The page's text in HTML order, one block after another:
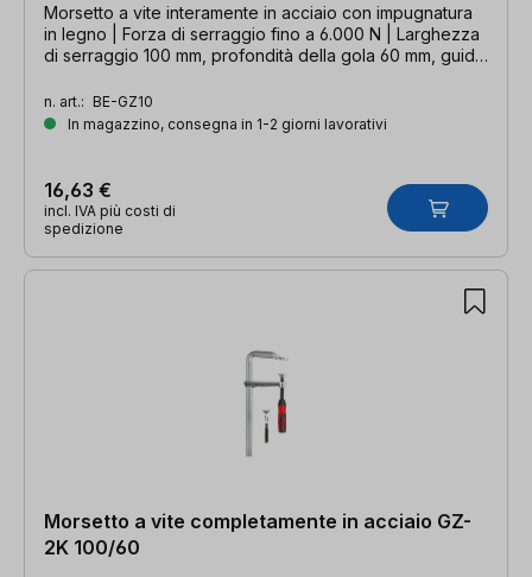
Morsetto a vite interamente in acciaio con impugnatura
in legno | Forza di serraggio fino a 6.000 N | Larghezza
di serraggio 100 mm, profondità della gola 60 mm, guida
n. art.: BE-GZ10
In magazzino, consegna in 1-2 giorni lavorativi
16,63 €
incl. IVA più costi di
spedizione
Morsetto a vite completamente in acciaio GZ-
2K 100/60